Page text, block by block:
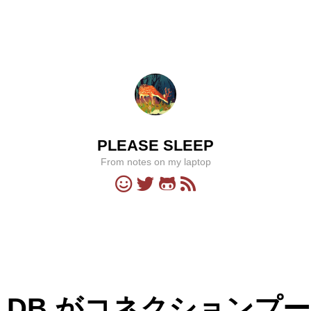
PLEASE SLEEP
From notes on my laptop